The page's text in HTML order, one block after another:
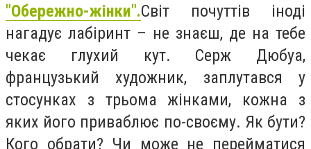
"Обережно-жінки".Світ почуттів іноді
нагадує лабіринт – не знаєш, де на тебе
чекає глухий кут. Серж Дюбуа,
французький художник, заплутався у
стосунках з трьома жінками, кожна з
яких його приваблює по-своєму. Як бути?
Кого обрати? Чи може не перейматися